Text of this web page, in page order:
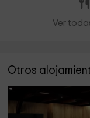
Ver
Otros